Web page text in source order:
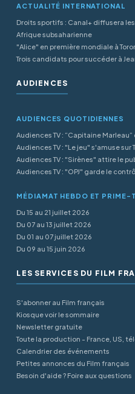
ACTUALITÉ INTERNATIONAL
Droits sportifs : Canal+ diffusera
Afrique subsaharienne
"Alice" en première mondiale à
Trois candidats pour succéder à
AUDIENCES
AUDIENCES QUOTIDIENNES
Audiences TV : “Capitaine
Audiences TV : "Le jeu" s'amuse sur
Audiences TV : "Sirènes" attire le
Audiences TV : "OPJ" garde le
MÉDIAMAT HEBDO ET PRIME-
Du 15 au 21 juillet 2026
Du 07 au 13 juillet 2026
Du 01 au 07 juillet 2026
Du 09 au 15 juin 2026
LES SERVICES DU FILM
S'abonner au Film français
Kiosque voir le sommaire
Newsletter gratuite
Toute la production - France, US,
Calendrier des événements
Petites annonces du Film français
Besoin d'aide ? Foire aux questions